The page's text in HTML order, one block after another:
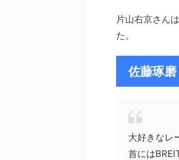
片山右京さん
た。
佐藤琢
大好きなレ
首には